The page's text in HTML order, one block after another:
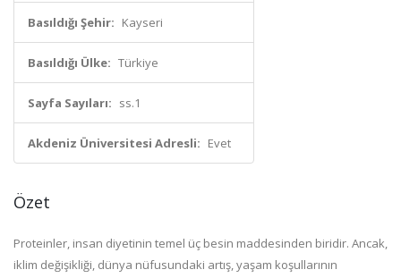
Basıldığı Şehir: Kayseri
Basıldığı Ülke: Türkiye
Sayfa Sayıları: ss.1
Akdeniz Üniversitesi Adresli: Evet
Özet
Proteinler, insan diyetinin temel üç besin maddesinden biridir. Ancak,
iklim değişikliği, dünya nüfusundaki artış, yaşam koşullarının